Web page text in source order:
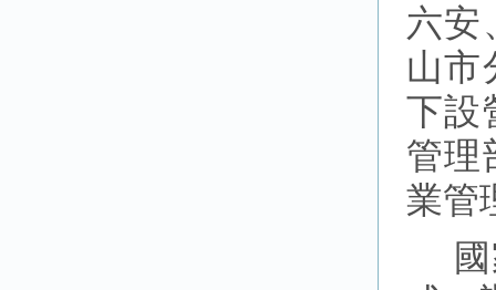
六安
山市
下設
管理
業管